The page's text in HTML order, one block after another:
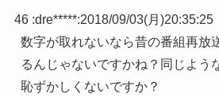
46 :dre*****:2018/09/03(月)20:35:25
数字が取れないなら昔の番組再放
るんじゃないですかね？同じよう
恥ずかしくないですか？